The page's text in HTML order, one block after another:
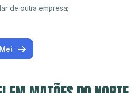
de outra empresa;